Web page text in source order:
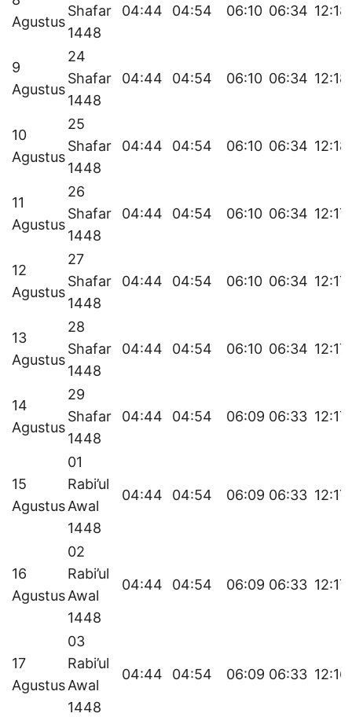
Agustus
Shafar
1448
04:44 04:54 06:10 06:34 12:18
9
Agustus
24
Shafar
1448
04:44 04:54 06:10 06:34 12:18
10
Agustus
25
Shafar
1448
04:44 04:54 06:10 06:34 12:18
11
Agustus
26
Shafar
1448
04:44 04:54 06:10 06:34 12:17
12
Agustus
27
Shafar
1448
04:44 04:54 06:10 06:34 12:17
13
Agustus
28
Shafar
1448
04:44 04:54 06:10 06:34 12:17
14
Agustus
29
Shafar
1448
04:44 04:54 06:09 06:33 12:17
15
Agustus
01
Rabi’ul
Awal
1448
04:44 04:54 06:09 06:33 12:17
16
Agustus
02
Rabi’ul
Awal
1448
04:44 04:54 06:09 06:33 12:17
17
Agustus
03
Rabi’ul
Awal
1448
04:44 04:54 06:09 06:33 12:16